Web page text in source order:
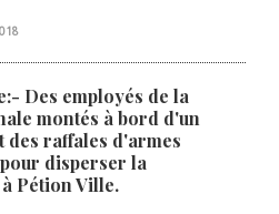
Des employés de la
montés à bord d'un
des raffales d'armes
disperser la
Pétion Ville.